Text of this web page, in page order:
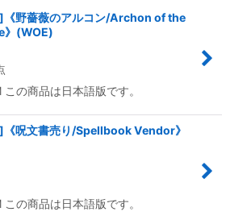
絞り込む
《野薔薇のアルコン/Archon of the
》(WOE)
の商品は日本語版です。
《呪文書売り/Spellbook Vendor》
の商品は日本語版です。